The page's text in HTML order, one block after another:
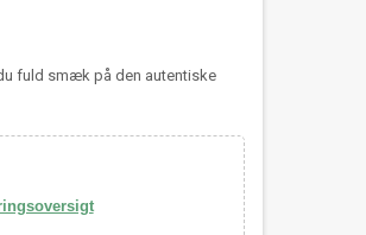
fuld smæk på den autentiske